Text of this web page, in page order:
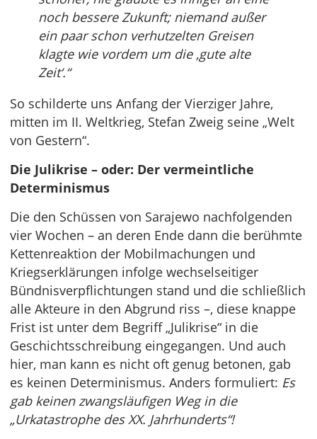
noch bessere Zukunft; niemand außer
ein paar schon verhutzelten Greisen
klagte wie vordem um die ‚gute alte
Zeit‘.“
So schilderte uns Anfang der Vierziger Jahre,
mitten im II. Weltkrieg, Stefan Zweig seine „Welt
von Gestern“.
Die Julikrise – oder: Der vermeintliche
Determinismus
Die den Schüssen von Sarajewo nachfolgenden
vier Wochen – an deren Ende dann die berühmte
Kettenreaktion der Mobilmachungen und
Kriegserklärungen infolge wechselseitiger
Bündnisverpflichtungen stand und die schließlich
alle Akteure in den Abgrund riss –, diese knappe
Frist ist unter dem Begriff „Julikrise“ in die
Geschichtsschreibung eingegangen. Und auch
hier, man kann es nicht oft genug betonen, gab
es keinen Determinismus. Anders formuliert: Es
gab keinen zwangsläufigen Weg in die
„Urkatastrophe des XX. Jahrhunderts“!